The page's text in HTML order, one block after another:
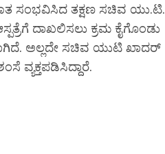
ಸಂಭವಿಸಿದ ತಕ್ಷಣ ಸಚಿವ ಯು.ಟಿ.
ದಾಖಲಿಸಲು ಕ್ರಮ ಕೈಗೊಂಡು
ಅಲ್ಲದೇ ಸಚಿವ ಯುಟಿ ಖಾದರ್
ವ್ಯಕ್ತಪಡಿಸಿದ್ದಾರೆ.